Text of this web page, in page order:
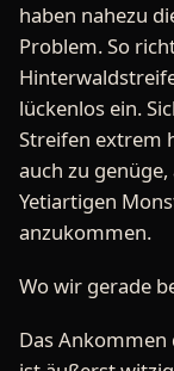
haben nahezu
Problem. So
lückenlos ein.
Streifen extrem
auch zu
Yetiartigen
anzukommen.
Wo wir gerade
Das Ankommen